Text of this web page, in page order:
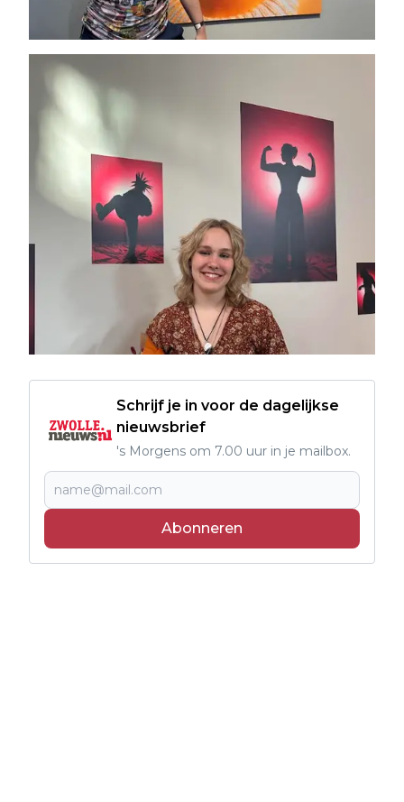
Schrijf je in voor de dagelijkse
nieuwsbrief
's Morgens om 7.00 uur in je mailbox.
Abonneren